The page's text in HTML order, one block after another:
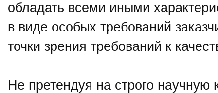
обладать всеми иными
в виде особых требований
точки зрения требований к
Не претендуя на строго